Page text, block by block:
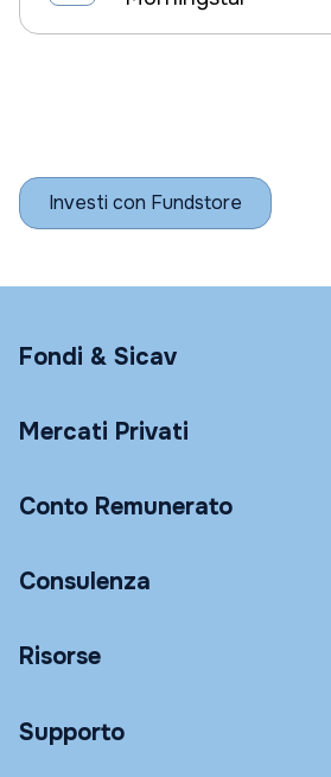
Investi con Fundstore
Fondi & Sicav
Mercati Privati
Conto Remunerato
Consulenza
Risorse
Supporto